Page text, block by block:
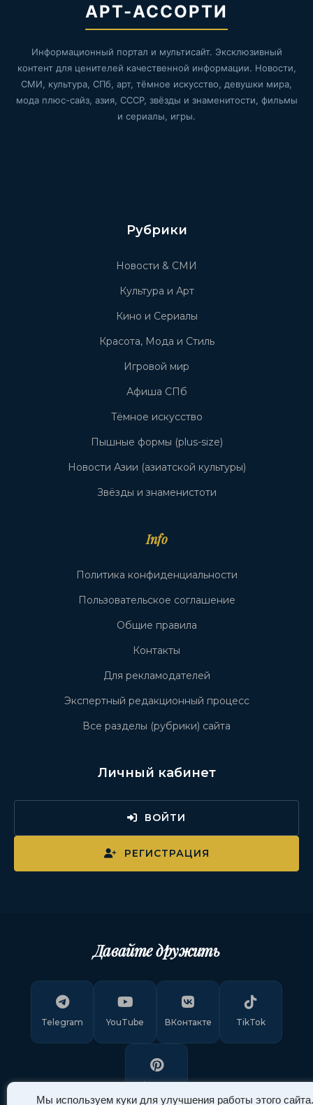
Мы используем куки для улучшения работы этого сайта.
АРТ-АССОРТИ
Информационный портал и мультисайт. Эксклюзивный
контент для ценителей качественной информации. Новости,
СМИ, культура, СПб, арт, тёмное искусство, девушки мира,
мода плюс-сайз, азия, СССР, звёзды и знаменитости, фильмы
и сериалы, игры.
Рубрики
Новости & СМИ
Культура и Арт
Кино и Сериалы
Красота, Мода и Стиль
Игровой мир
Афиша СПб
Тёмное искусство
Пышные формы (plus-size)
Новости Азии (азиатской культуры)
Звёзды и знаменистоти
Info
Политика конфиденциальности
Пользовательское соглашение
Общие правила
Контакты
Для рекламодателей
Экспертный редакционный процесс
Все разделы (рубрики) сайта
Личный кабинет
ВОЙТИ
РЕГИСТРАЦИЯ
Давайте дружить
Telegram YouTube ВКонтакте TikTok
Pinterest